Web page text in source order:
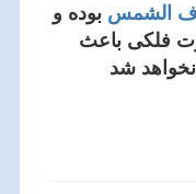
الشمس بوده و
فلکی باعث
شد